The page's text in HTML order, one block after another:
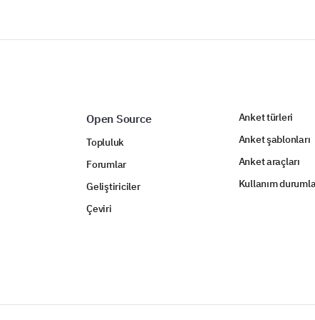
Open Source
Topluluk
Forumlar
Geliştiriciler
Çeviri
Anket türleri
Anket şablonları
Anket araçları
Kullanım